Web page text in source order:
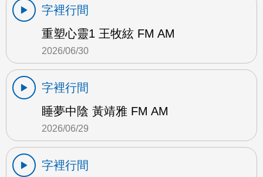
字裡行間
重塑心靈1 王牧絃 FM AM
2026/06/30
字裡行間
睡夢中陰 黃靖雅 FM AM
2026/06/29
字裡行間